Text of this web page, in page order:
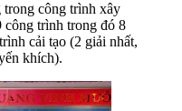
công trình xây
công trình trong đó 8
cải tạo (2 giải nhất,
khích).